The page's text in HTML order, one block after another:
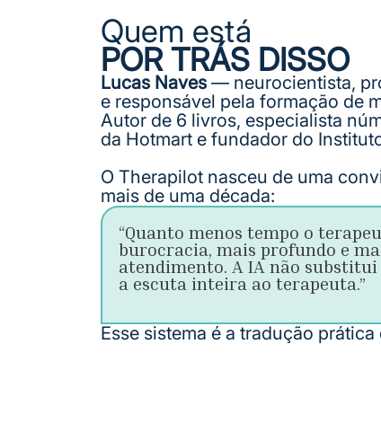
Quem está
POR TRÁS DISSO
Lucas Naves — neurocientista,
e responsável pela formação de
Autor de 6 livros, especialista
da Hotmart e fundador do
O Therapilot nasceu de uma
mais de uma década:
“Quanto menos tempo o
burocracia, mais profundo e
atendimento. A IA não
a escuta inteira ao terapeuta.”
Esse sistema é a tradução prática